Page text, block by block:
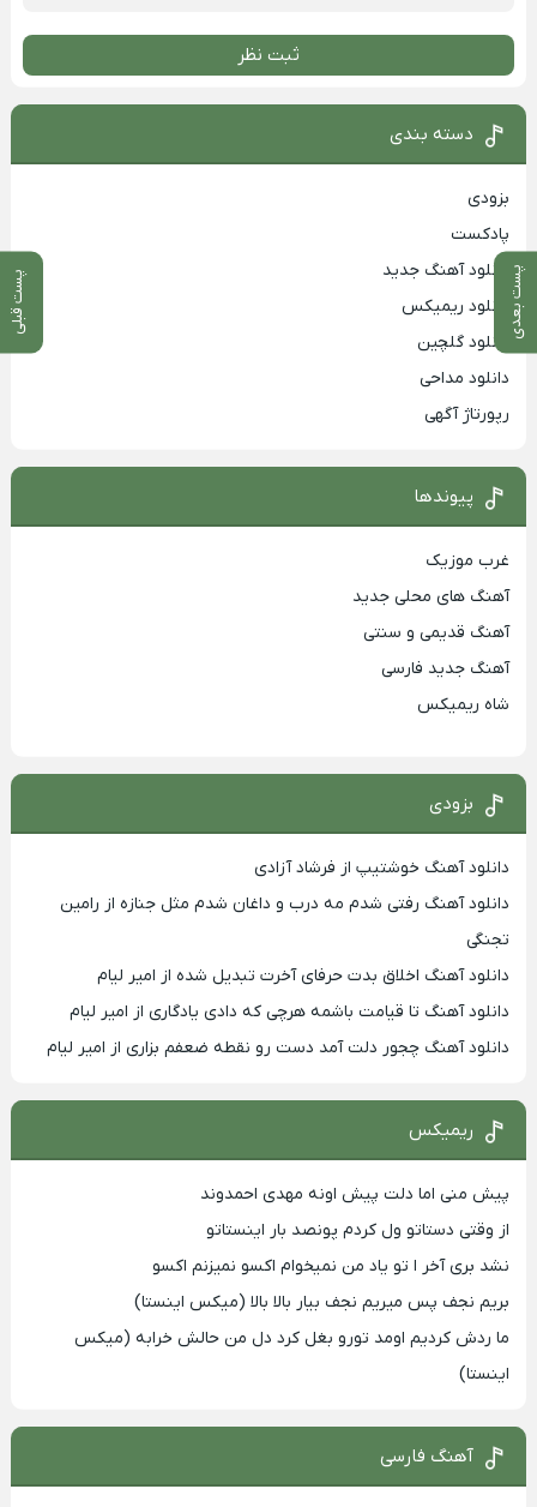
پست بعدی پست قبلی
ثبت نظر
دسته بندی
بزودی
پادکست
دانلود آهنگ جدید
دانلود ریمیکس
دانلود گلچین
دانلود مداحی
رپورتاژ آگهی
پیوندها
غرب موزیک
آهنگ های محلی جدید
آهنگ قدیمی و سنتی
آهنگ جدید فارسی
شاه ریمیکس
بزودی
دانلود آهنگ خوشتیپ از فرشاد آزادی
دانلود آهنگ رفتی شدم مه درب و داغان شدم مثل جنازه از رامین
تجنگی
دانلود آهنگ اخلاق بدت حرفای آخرت تبدیل شده از امیر لیام
دانلود آهنگ تا قیامت باشمه هرچی که دادی یادگاری از امیر لیام
دانلود آهنگ چجور دلت آمد دست رو نقطه ضعفم بزاری از امیر لیام
ریمیکس
پیش منی اما دلت پیش اونه مهدی احمدوند
از وقتی دستاتو ول کردم پونصد بار اینستاتو
نشد بری آخر ا تو یاد من نمیخوام اکسو نمیزنم اکسو
بریم نجف پس میریم نجف بیار بالا بالا (میکس اینستا)
ما ردش کردیم اومد تورو بغل کرد دل من حالش خرابه (میکس
اینستا)
آهنگ فارسی